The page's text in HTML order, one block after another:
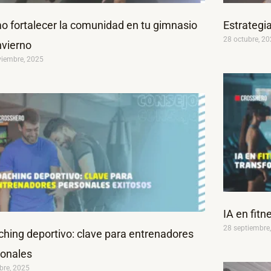
fortalecer la comunidad en tu gimnasio
2025
28 octubre,
deportivo: clave para entrenadores
2025
IA en
28